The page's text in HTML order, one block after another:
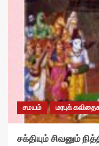
சமயம் மரபுக்
சக்தியும் சிவனும்